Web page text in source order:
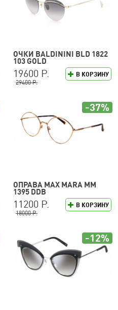
ОЧКИ BALDININI BLD 1822
103 GOLD
В КОРЗИНУ
19600 Р.
29400 Р.
ОПРАВА MAX MARA MM
1395 DDB
В КОРЗИНУ
11200 Р.
18000 Р.
-37%
-12%